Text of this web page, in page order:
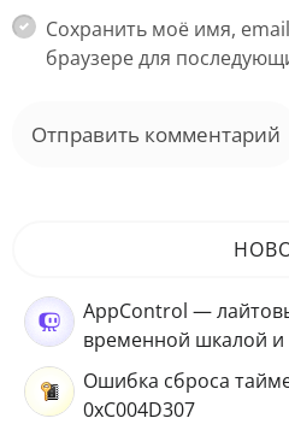
Сохранить моё имя,
браузере для
AppControl —
временной шкалой
Ошибка сброса
0xC004D307